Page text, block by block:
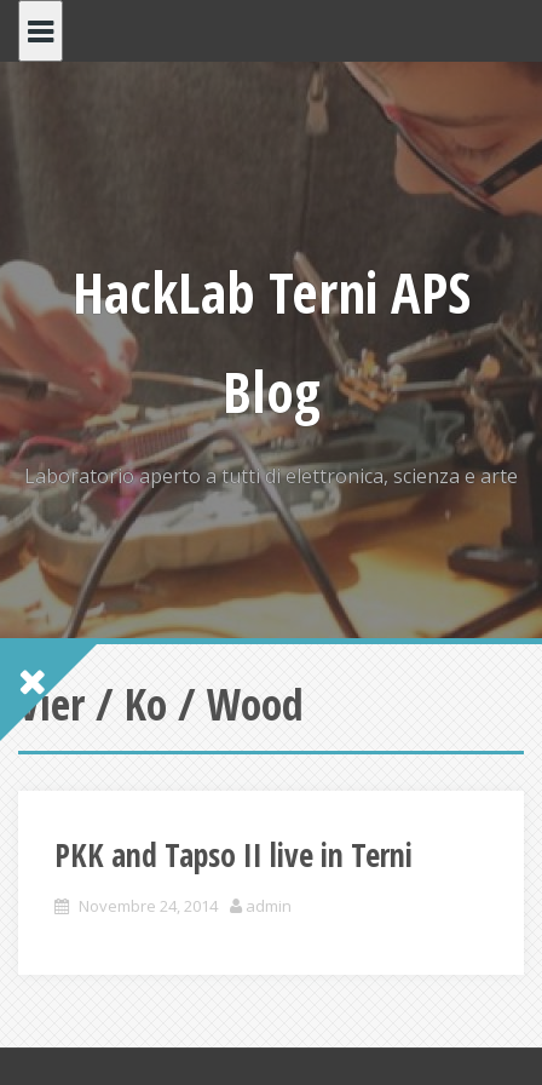
HackLab Terni APS
Blog
Laboratorio aperto a tutti di elettronica, scienza e arte
Vier / Ko / Wood
PKK and Tapso II live in Terni
Novembre 24, 2014 admin